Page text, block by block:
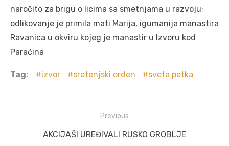
naročito za brigu o licima sa smetnjama u razvoju;
odlikovanje je primila mati Marija, igumanija manastira
Ravanica u okviru kojeg je manastir u Izvoru kod
Paraćina
Tag: izvor sretenjski orden sveta petka
navigation
Previous
Previous
AKCIJAŠI UREĐIVALI RUSKO GROBLJE